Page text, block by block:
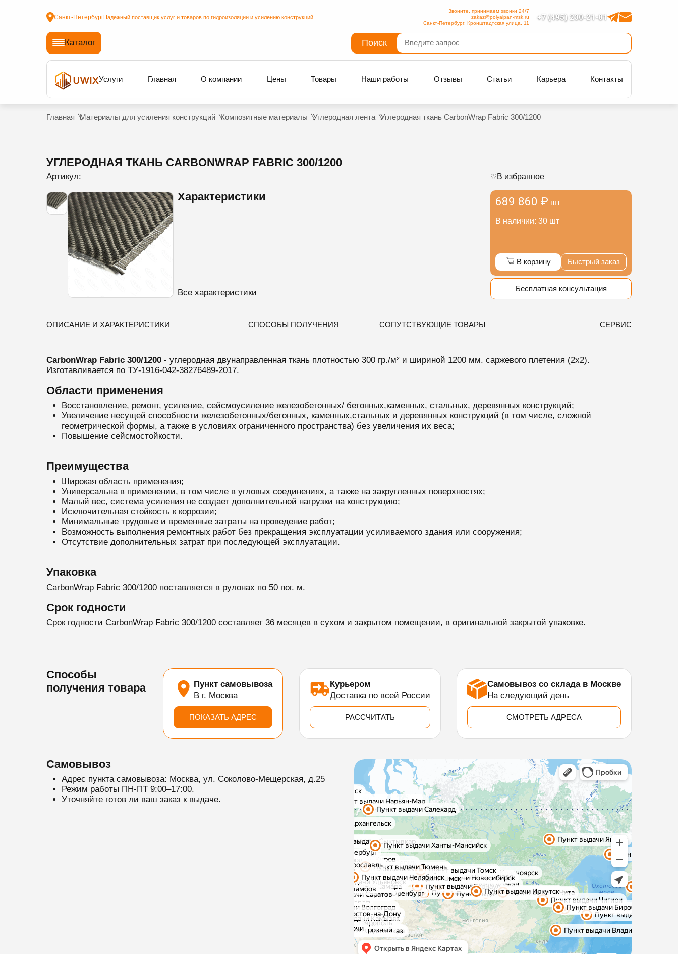
Санкт-ПетербургНадежный поставщик услуг и товаров по гидроизоляции и усилению конструкций +7 (495) 230-21-81
Звоните, принимаем звонки 24/7
zakaz@polyalpan-msk.ru
Санкт-Петербург, Кронштадтская улица, 11
Каталог Поиск
Услуги Главная О компании Цены Товары Наши работы Отзывы Статьи Карьера Контакты
Главная Материалы для усиления конструкций Композитные материалы Углеродная лента Углеродная ткань CarbonWrap Fabric 300/1200
УГЛЕРОДНАЯ ТКАНЬ CARBONWRAP FABRIC 300/1200
Артикул:
Характеристики
Все характеристики
689 860 ₽ шт
В наличии: 30 шт
В избранное
В корзину Быстрый заказ
Бесплатная консультация
ОПИСАНИЕ И ХАРАКТЕРИСТИКИ СПОСОБЫ ПОЛУЧЕНИЯ СОПУТСТВУЮЩИЕ ТОВАРЫ СЕРВИС
CarbonWrap Fabric 300/1200 - углеродная двунаправленная ткань плотностью 300 гр./м² и шириной 1200 мм. саржевого плетения (2х2).
Изготавливается по ТУ-1916-042-38276489-2017.
Области применения
Восстановление, ремонт, усиление, сейсмоусиление железобетонных/ бетонных,каменных, стальных, деревянных конструкций;
Увеличение несущей способности железобетонных/бетонных, каменных,стальных и деревянных конструкций (в том числе, сложной
геометрической формы, а также в условиях ограниченного пространства) без увеличения их веса;
Повышение сейсмостойкости.
Преимущества
Широкая область применения;
Универсальна в применении, в том числе в угловых соединениях, а также на закругленных поверхностях;
Малый вес, система усиления не создает дополнительной нагрузки на конструкцию;
Исключительная стойкость к коррозии;
Минимальные трудовые и временные затраты на проведение работ;
Возможность выполнения ремонтных работ без прекращения эксплуатации усиливаемого здания или сооружения;
Отсутствие дополнительных затрат при последующей эксплуатации.
Упаковка
CarbonWrap Fabric 300/1200 поставляется в рулонах по 50 пог. м.
Срок годности
Срок годности CarbonWrap Fabric 300/1200 составляет 36 месяцев в сухом и закрытом помещении, в оригинальной закрытой упаковке.
Способы
получения товара
Пункт самовывоза
В г. Москва
ПОКАЗАТЬ АДРЕС
Курьером
Доставка по всей России
РАССЧИТАТЬ
Самовывоз со склада в Москве
На следующий день
СМОТРЕТЬ АДРЕСА
Самовывоз
Адрес пункта самовывоза: Москва, ул. Соколово-Мещерская, д.25
Режим работы ПН-ПТ 9:00–17:00.
Уточняйте готов ли ваш заказ к выдаче.